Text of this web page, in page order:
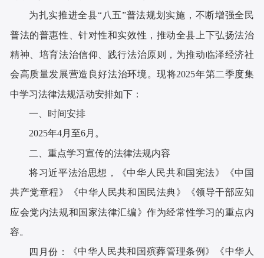
为扎实推进全县“八五”普法规划实施，不断增强全民
普法的普惠性、针对性和实效性，推动全县上下弘扬法治
精神、培育法治信仰、践行法治原则，为推动临泽经济社
会高质量发展营造良好法治环境。现将2025年第二季度集
中学习法律法规活动安排如下：
一、 时间安排
2025年4月至6月。
二、重点学习宣传的法律法规内容
将习近平法治思想，《中华人民共和国宪法》《中国
共产党章程》《中华人民共和国民法典》
《领导干部应知
应会党内法规和国家法律汇编》作为经常性学习的重点内
容。
四 月份： 《中华人民共和国殡葬管理条例》 《中华人